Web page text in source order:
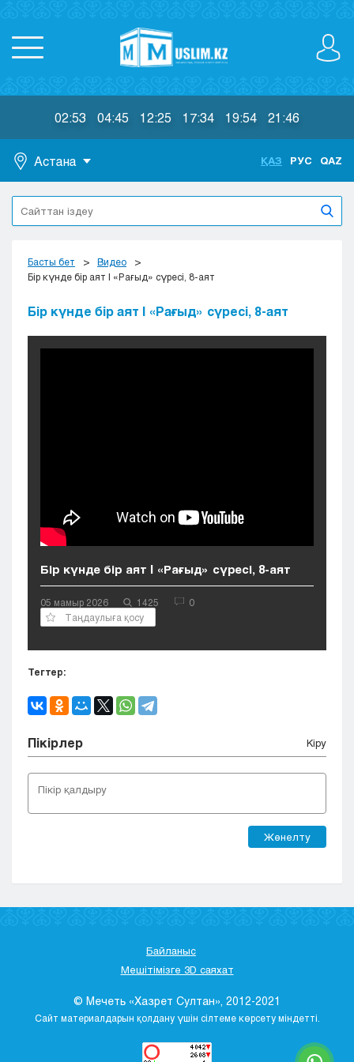
02:53 04:45 12:25 17:34 19:54 21:46
Астана
Астана
Алматы
Атырау
Караганда
Костанай
Усть-Каменогорск
Шымкент
ҚАЗ РУС QAZ
Басты бет
Видео
Бір күнде бір аят | «Рағыд» сүресі, 8-аят
Бір күнде бір аят | «Рағыд» сүресі, 8-аят
Бір күнде бір аят | «Рағыд» сүресі, 8-аят
05 мамыр 2026 1425
0
Таңдаулыға қосу
Тегтер:
Пікірлер Кіру
Жөнелту
Байланыс
Мешітімізге 3D саяхат
© Мечеть «Хазрет Султан», 2012-2021
Сайт материалдарын қолдану үшін сілтеме көрсету міндетті.